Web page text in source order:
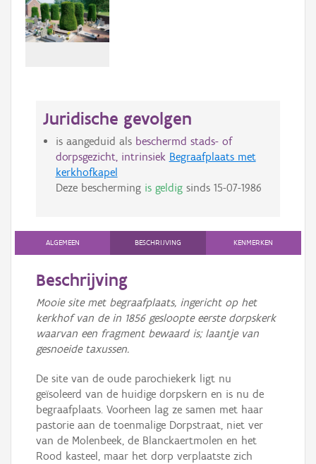
Juridische gevolgen
is aangeduid als beschermd stads- of
dorpsgezicht, intrinsiek Begraafplaats met
kerkhofkapel
Deze bescherming is geldigsinds 15-07-1986
ALGEMEEN BESCHRIJVING KENMERKEN
Beschrijving
Mooie site met begraafplaats, ingericht op het
kerkhof van de in 1856 gesloopte eerste dorpskerk
waarvan een fragment bewaard is; laantje van
gesnoeide taxussen.
De site van de oude parochiekerk ligt nu
geïsoleerd van de huidige dorpskern en is nu de
begraafplaats. Voorheen lag ze samen met haar
pastorie aan de toenmalige Dorpstraat, niet ver
van de Molenbeek, de Blanckaertmolen en het
Rood kasteel, maar het dorp verplaatste zich